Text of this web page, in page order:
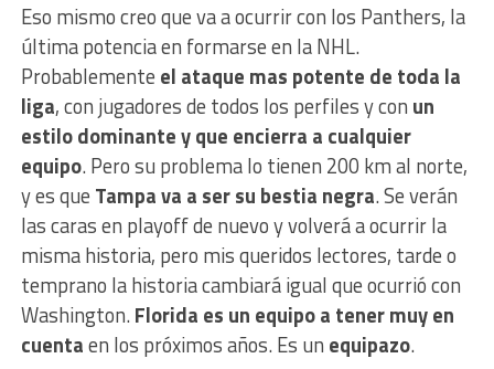
Eso mismo creo que va a ocurrir con los Panthers, la
última potencia en formarse en la NHL.
Probablemente el ataque mas potente de toda la
liga, con jugadores de todos los perfiles y con un
estilo dominante y que encierra a cualquier
equipo. Pero su problema lo tienen 200 km al norte,
y es que Tampa va a ser su bestia negra. Se verán
las caras en playoff de nuevo y volverá a ocurrir la
misma historia, pero mis queridos lectores, tarde o
temprano la historia cambiará igual que ocurrió con
Washington.Florida es un equipo a tener muy en
cuentaen los próximos años. Es un equipazo.